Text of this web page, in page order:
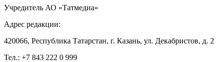
Учредитель АО «Татмедиа»
Адрес редакции:
420066, Республика Татарстан, г. Казань, ул. Декабристов, д. 2
Тел.: +7 843 222 0 999